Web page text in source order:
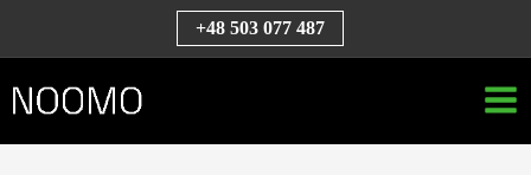
treści
+48 503 077 487
k
a